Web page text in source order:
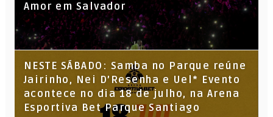
Amor em Salvador
NESTE SÁBADO: Samba no Parque reúne
Jairinho, Nei D’Resenha e Uel* Evento
acontece no dia 18 de julho, na Arena
Esportiva Bet Parque Santiago